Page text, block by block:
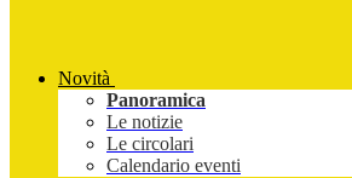
Novità
Panoramica
Le notizie
Le circolari
Calendario eventi